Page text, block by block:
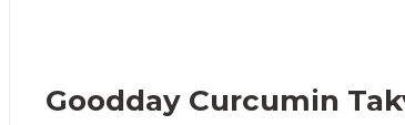
Goodday Curcumin